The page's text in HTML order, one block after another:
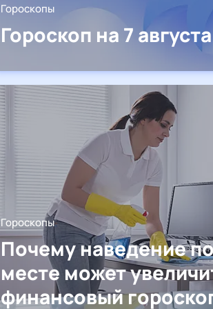
Гороскопы
Гороскоп на 7
Гороскопы
Почему наведение
месте может
финансовый